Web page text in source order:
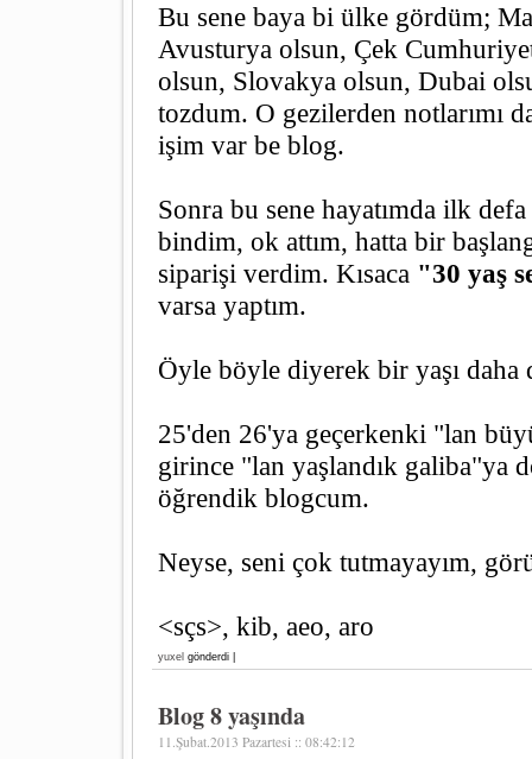
Bu sene baya bi ülke gördüm;
Avusturya olsun, Çek
olsun, Slovakya olsun, Dubai
tozdum. O gezilerden notlarımı
işim var be blog.
Sonra bu sene hayatımda ilk
bindim, ok attım, hatta bir
siparişi verdim. Kısaca "30 yaş
varsa yaptım.
Öyle böyle diyerek bir yaşı
25'den 26'ya geçerkenki "lan
girince "lan yaşlandık galiba"ya
öğrendik blogcum.
Neyse, seni çok tutmayayım,
<sçs>, kib, aeo, aro
yuxel gönderdi |
Blog 8 yaşında
11.Şubat.2013 Pazartesi :: 08:42:12